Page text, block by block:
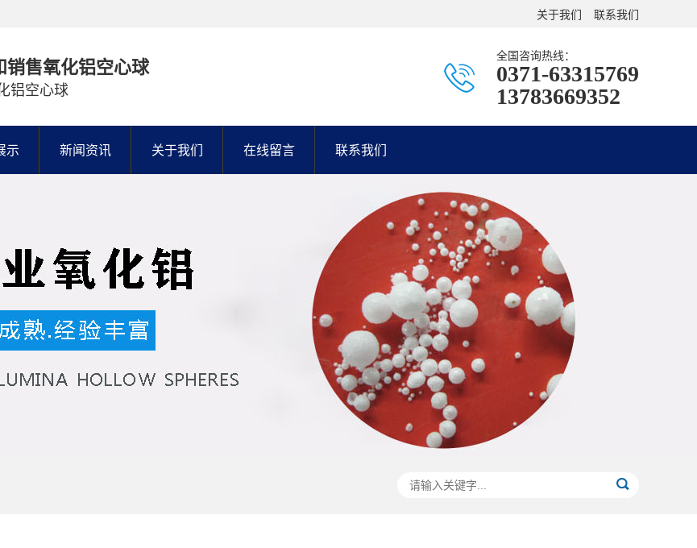
关于我们 联系我们
售氧化铝空心球
铝空心球
全国咨询热线：
0371-63315769
13783669352
示 新闻资讯 关于我们 在线留言 联系我们